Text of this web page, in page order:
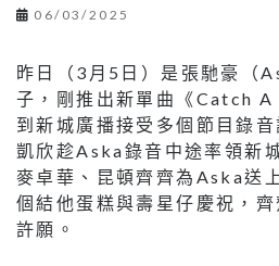
06/03/2025
昨日（3月5日）是張馳豪（
子，剛推出新單曲《Catch
到新城廣播接受多個節目錄
凱欣趁Aska錄音中途率領新
麥卓華、昆頓齊齊為Aska送
個結他蛋糕與壽星仔慶祝，
許願。